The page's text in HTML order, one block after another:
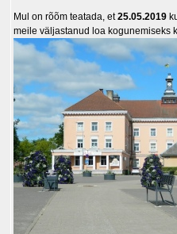
Mul on rõõm teatada, et25.05.2019
meile väljastanud loa kogunemiseks